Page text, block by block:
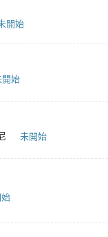
開始
開始
未開始